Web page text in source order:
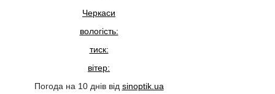
Черкаси
вологість:
тиск:
вітер:
Погода на 10 днів від sinoptik.ua